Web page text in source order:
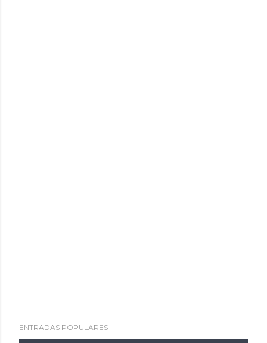
ENTRADAS POPULARES